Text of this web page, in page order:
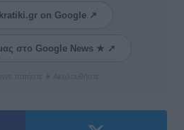
on Google ↗
στο Google News ★ ↗